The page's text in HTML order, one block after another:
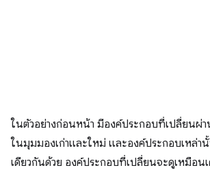
ในตัวอย่างก่อนหน้า มีองค์ประกอบที่เปลี่ยนผ่า
ในมุมมองเก่าและใหม่ และองค์ประกอบเหล่า
เดียวกันด้วย องค์ประกอบที่เปลี่ยนจะดูเหมือน